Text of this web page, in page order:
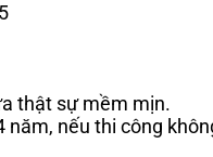
thật sự mềm mịn.
nếu thi công